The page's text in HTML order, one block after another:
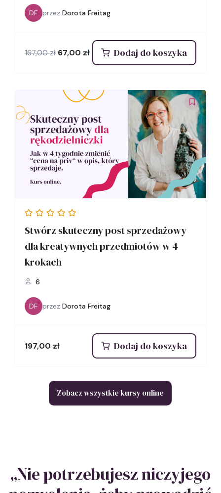
DF przez Dorota Freitag
167,00zł Pierwotna
167,00 zł.
67,00 złAktualna
cena
67,00 zł.
Dodaj do koszyka
Stwórz skuteczny post sprzedażowy
dla kreatywnych przedmiotów w 4
krokach
6
DF przez Dorota Freitag
197,00 zł Dodaj do koszyka
Zobacz wszystkie kursy online
„Nie potrzebujesz niczyjego